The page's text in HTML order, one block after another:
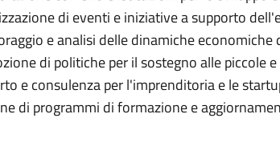
di eventi e iniziative a supporto
e analisi delle dinamiche
di politiche per il sostegno alle piccole
e consulenza per l'imprenditoria e le
di programmi di formazione e